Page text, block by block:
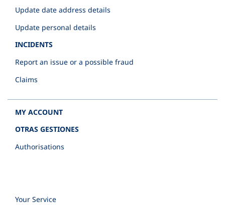
Update date address details
Update personal details
INCIDENTS
Report an issue or a possible fraud
Claims
MY ACCOUNT
OTRAS GESTIONES
Authorisations
Your Service